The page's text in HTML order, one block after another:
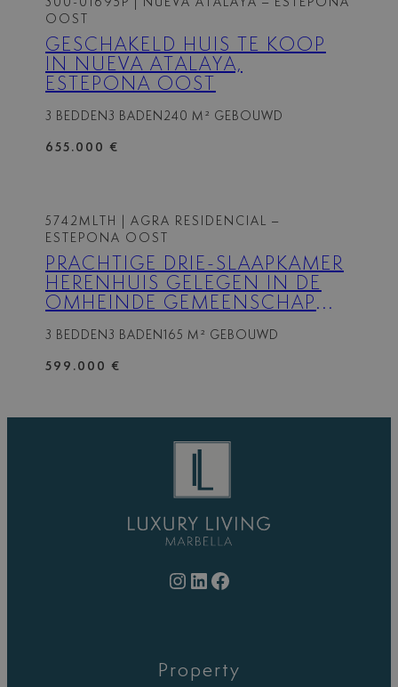
300-01695P
| NUEVA ATALAYA – ESTEPONA
OOST
GESCHAKELD HUIS TE KOOP
IN NUEVA ATALAYA,
ESTEPONA OOST
3 BEDDEN 3 BADEN 240 M² GEBOUWD
655.000 €
5742MLTH
| AGRA RESIDENCIAL –
ESTEPONA OOST
PRACHTIGE DRIE-SLAAPKAMER
HERENHUIS GELEGEN IN DE
OMHEINDE GEMEENSCHAP
ESTEPONA
3 BEDDEN 3 BADEN 165 M² GEBOUWD
599.000 €
Instagram LinkedIn Facebook
Property